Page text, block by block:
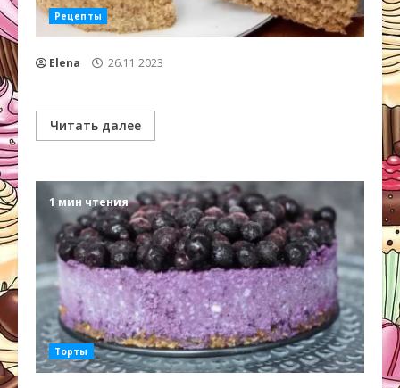
Рецепты
Elena 26.11.2023
Читать далее
1 мин чтения
Торты